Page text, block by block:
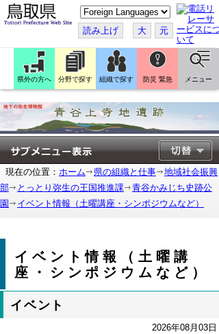
こ
の
ペ
ー
ジ
翻
訳
す
る
読み上げ 大 元
県外の方へ 分野で探す 組織で探す 防災 緊急 メニュー
現在の位置： ホーム 県の組織と仕事
地域社会振興
部
とっとり弥生の王国推進課
青谷かみじち史跡公
園
イベント情報（土曜講座・シンポジウムなど）
イベント情報（土曜講
座・シンポジウムなど）
イベント
2026年08月03日